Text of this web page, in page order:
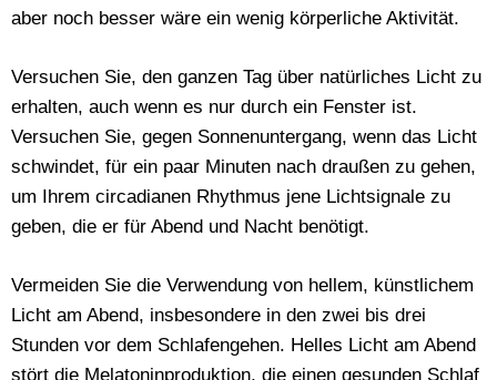
aber noch besser wäre ein wenig körperliche Aktivität.
Versuchen Sie, den ganzen Tag über natürliches Licht zu
erhalten, auch wenn es nur durch ein Fenster ist.
Versuchen Sie, gegen Sonnenuntergang, wenn das Licht
schwindet, für ein paar Minuten nach draußen zu gehen,
um Ihrem circadianen Rhythmus jene Lichtsignale zu
geben, die er für Abend und Nacht benötigt.
Vermeiden Sie die Verwendung von hellem, künstlichem
Licht am Abend, insbesondere in den zwei bis drei
Stunden vor dem Schlafengehen. Helles Licht am Abend
stört die Melatoninproduktion, die einen gesunden Schlaf